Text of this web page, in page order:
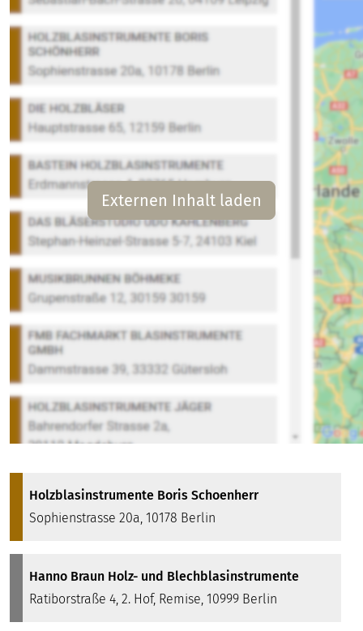
Externen Inhalt laden
Holzblasinstrumente Boris Schoenherr
Sophienstrasse 20a, 10178 Berlin
Hanno Braun Holz- und Blechblasinstrumente
Ratiborstraße 4, 2. Hof, Remise, 10999 Berlin